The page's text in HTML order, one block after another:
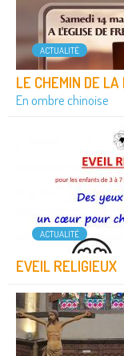
ACTUALITÉ
LE CHEMIN DE
En ombre chinoise
ACTUALITÉ
EVEIL RELIGIEUX